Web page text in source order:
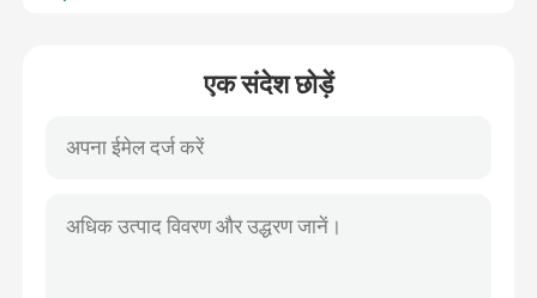
एक उद्धरण का अनुरोध करें
एक संदेश छोड़ें